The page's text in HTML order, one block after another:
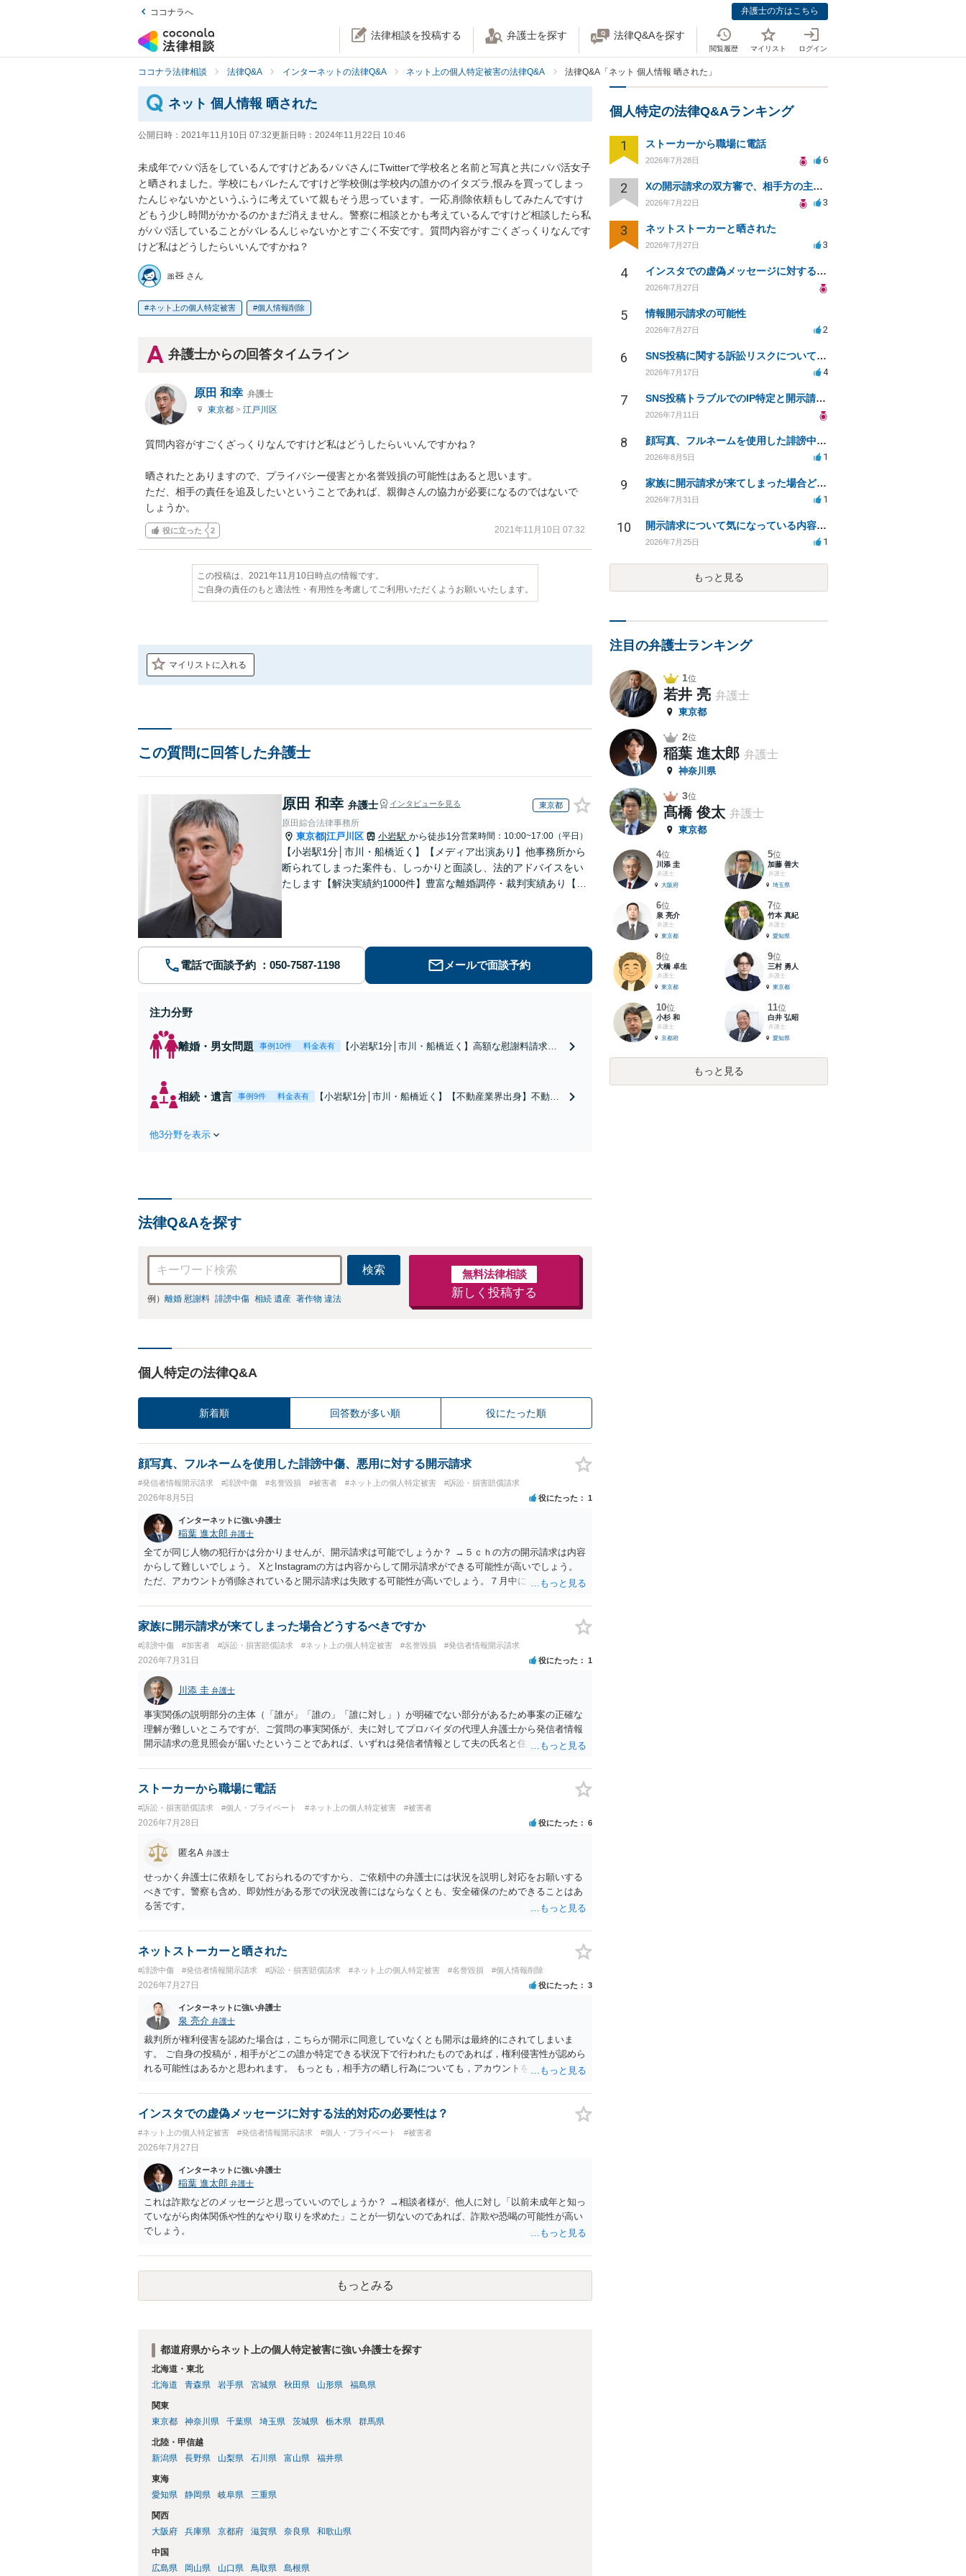
ココナラへ 弁護士の方はこちら
法律相談を投稿する 弁護士を探す 法律Q&Aを探す
閲覧履歴 マイリスト ログイン
ココナラ法律相談 法律Q&A インターネットの法律Q&A ネット上の個人特定被害の法律Q&A 法律Q&A「ネット 個人情報 晒された」
ネット 個人情報 晒された
公開日時： 2021年11月10日 07:32更新日時： 2024年11月22日 10:46
未成年でパパ活をしているんですけどあるパパさんにTwitterで学校名と名前と写真と共にパパ活女子
と晒されました。学校にもバレたんですけど学校側は学校内の誰かのイタズラ,恨みを買ってしまっ
たんじゃないかというふうに考えていて親もそう思っています。一応,削除依頼もしてみたんですけ
どもう少し時間がかかるのかまだ消えません。警察に相談とかも考えているんですけど相談したら私
がパパ活していることがバレるんじゃないかとすごく不安です。質問内容がすごくざっくりなんです
けど私はどうしたらいいんですかね？
🎀🧸 さん
ネット上の個人特定被害 個人情報削除
弁護士からの回答タイムライン
原田 和幸 弁護士
東京都 > 江戸川区
質問内容がすごくざっくりなんですけど私はどうしたらいいんですかね？
晒されたとありますので、プライバシー侵害とか名誉毀損の可能性はあると思います。
ただ、相手の責任を追及したいということであれば、親御さんの協力が必要になるのではないで
しょうか。
役に立った 2 2021年11月10日 07:32
この投稿は、2021年11月10日時点の情報です。
ご自身の責任のもと適法性・有用性を考慮してご利用いただくようお願いいたします。
マイリストに入れる
この質問に回答した弁護士
原田 和幸 弁護士 インタビューを見る 東京都
原田綜合法律事務所
東京都 江戸川区 小岩駅 から徒歩1分営業時間：10:00~17:00（平日）
【小岩駅1分│市川・船橋近く】【メディア出演あり】他事務所から
断られてしまった案件も、しっかりと面談し、法的アドバイスをい
たします【解決実績約1000件】豊富な離婚調停・裁判実績あり【不
電話で面談予約 メールで面談予約
注力分野
離婚・男女問題 事例10件 料金表有
【小岩駅1分│市川・船橋近く】高額な慰謝料請求の
家の財産分与に対応！離婚に関するお悩みは、お気
軽にご相談ください【メディア出演】【早朝・夜間
相続・遺言 事例9件 料金表有
【小岩駅1分│市川・船橋近く】【不動産業界出身】不動産
他3分野を表示
法律Q&Aを探す
検索
例） 離婚 慰謝料 誹謗中傷 相続 遺産 著作物 違法
無料法律相談
新しく投稿する
個人特定の法律Q&A
新着順 回答数が多い順 役にたった順
顔写真、フルネームを使用した誹謗中傷、悪用に対する開示請求
#発信者情報開示請求 #誹謗中傷 #名誉毀損 #被害者 #ネット上の個人特定被害 #訴訟・損害賠償請求
2026年8月5日 役にたった 1
インターネットに強い弁護士
稲葉 進太郎 弁護士
全てが同じ人物の犯行かは分かりませんが、開示請求は可能でしょうか？ →５ｃｈの方の開示請求は内容
からして難しいでしょう。 XとInstagramの方は内容からして開示請求ができる可能性が高いでしょう。
ただ、アカウントが削除されていると開示請求は失敗する可能性が高いでしょう。７月中にアカウントが
相手に全ての弁護士費用を負担させることは可能でしょうか？ →訴訟外の交渉で相手方が認めれば負担さ
せることができるでしょう。訴訟で判決となった場合は、実際の弁護士費用が認められる場合と認められ
家族に開示請求が来てしまった場合どうするべきですか
#誹謗中傷 #加害者 #訴訟・損害賠償請求 #ネット上の個人特定被害 #名誉毀損 #発信者情報開示請求
2026年7月31日 役にたった 1
川添 圭 弁護士
事実関係の説明部分の主体（「誰が」「誰の」「誰に対し」）が明確でない部分があるため事案の正確な
理解が難しいところですが、ご質問の事実関係が、夫に対してプロバイダの代理人弁護士から発信者情報
開示請求の意見照会が届いたということであれば、いずれは発信者情報として夫の氏名と住所が開示さ
可能性があるように思われます。この場合は、開示請求者（とある女性？）の代理人弁護士へ、実は投稿
者があなたであるという内容とともに、あなたから連絡することもあり得ます。 夫がクレーム電話を入れ
理人の事務所なのかが不明ですが、もし前者であれば、書類の再送要請にはあまり意味はなく、一方、後
者であるなら、夫を被告として提訴に至る可能性も考える必要が出てきます。 あなたと夫との夫婦関係の
状況（別居中なのか、夫婦関係は良好なのか、あなたが夫へ嘘をついたのか等）がよくわからないところ
があり、実際にどのような対応がベターなのかを正確に検討するためには、公開の相談ではなく、詳しい
事実関係を整理した上で弁護士へ直接相談するべきでしょう。
ストーカーから職場に電話
#訴訟・損害賠償請求 #個人・プライベート #ネット上の個人特定被害 #被害者
2026年7月28日 役にたった 6
匿名A 弁護士
せっかく弁護士に依頼をしておられるのですから、ご依頼中の弁護士には状況を説明し対応をお願いする
べきです。警察も含め、即効性がある形での状況改善にはならなくとも、安全確保のためできることはあ
る筈です。
ネットストーカーと晒された
#誹謗中傷 #発信者情報開示請求 #訴訟・損害賠償請求 #ネット上の個人特定被害 #名誉毀損 #個人情報削除
2026年7月27日 役にたった 3
インターネットに強い弁護士
泉 亮介 弁護士
裁判所が権利侵害を認めた場合は，こちらが開示に同意していなくとも開示は最終的にされてしまいま
す。 ご自身の投稿が，相手がどこの誰か特定できる状況下で行われたものであれば，権利侵害性が認めら
れる可能性はあるかと思われます。 もっとも，相手方の晒し行為についても，アカウントを特定したうえ
ょう。
インスタでの虚偽メッセージに対する法的対応の必要性は？
#ネット上の個人特定被害 #発信者情報開示請求 #個人・プライベート #被害者
2026年7月27日
インターネットに強い弁護士
稲葉 進太郎 弁護士
これは詐欺などのメッセージと思っていいのでしょうか？ →相談者様が、他人に対し「以前未成年と知っ
ていながら肉体関係や性的なやり取りを求めた」ことが一切ないのであれば、詐欺や恐喝の可能性が高い
でしょう。
もっとみる
都道府県からネット上の個人特定被害に強い弁護士を探す
北海道・東北
北海道
青森県 岩手県 宮城県 秋田県 山形県 福島県
関東
東京都
神奈川県 千葉県 埼玉県 茨城県 栃木県 群馬県
北陸・甲信越
新潟県
長野県 山梨県 石川県 富山県 福井県
東海
愛知県
静岡県 岐阜県 三重県
関西
大阪府
兵庫県 京都府 滋賀県 奈良県 和歌山県
中国
広島県
岡山県 山口県 鳥取県 島根県
個人特定の法律Q&Aランキング
1 ストーカーから職場に電話
2026年7月28日 6
2 Xの開示請求の双方審で、相手方の主張が口頭ばかりで把握しきれません
2026年7月22日 3
3 ネットストーカーと晒された
2026年7月27日 3
4 インスタでの虚偽メッセージに対する法的対応の必要性は？
2026年7月27日
5 情報開示請求の可能性
2026年7月27日 2
6 SNS投稿に関する訴訟リスクについての相談
2026年7月17日 4
7 SNS投稿トラブルでのIP特定と開示請求の現実性は？
2026年7月11日
8 顔写真、フルネームを使用した誹謗中傷、悪用に対する開示請求
2026年8月5日 1
9 家族に開示請求が来てしまった場合どうするべきですか
2026年7月31日 1
10 開示請求について気になっている内容の質問
2026年7月25日 1
もっと見る
注目の弁護士ランキング
1位
若井 亮 弁護士
東京都
2位
稲葉 進太郎 弁護士
神奈川県
3位
髙橋 俊太 弁護士
東京都
4位
川添 圭
弁護士
大阪府
5位
加藤 善大
弁護士
埼玉県
6位
泉 亮介
弁護士
東京都
7位
竹本 真紀
弁護士
愛知県
8位
大橋 卓生
弁護士
東京都
9位
三村 勇人
弁護士
東京都
10位
小杉 和
弁護士
京都府
11位
白井 弘昭
弁護士
愛知県
もっと見る